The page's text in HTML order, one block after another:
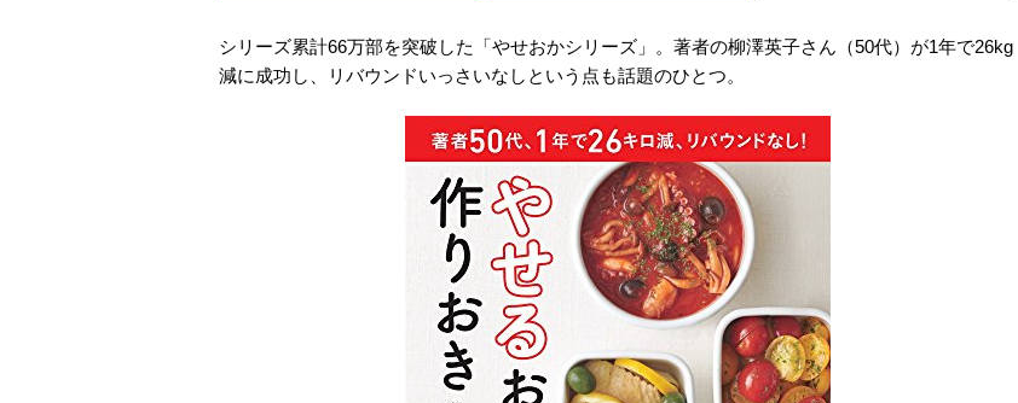
シリーズ累計66万部を突破した「やせおかシリーズ」。著者の柳澤英子さん（50代）が1年で26kg
減に成功し、リバウンドいっさいなしという点も話題のひとつ。